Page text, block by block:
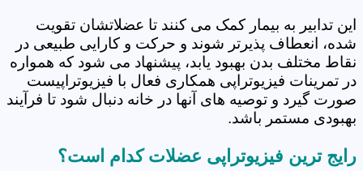
این تدابیر به بیمار کمک می کنند تا عضلاتشان تقویت
شده، انعطاف پذیرتر شوند و حرکت و کارایی طبیعی در
نقاط مختلف بدن بهبود یابد، پیشنهاد می شود که همواره
در تمرینات فیزیوتراپی همکاری فعال با فیزیوتراپیست
صورت گیرد و توصیه های آنها در خانه دنبال شود تا فرآیند
بهبودی مستمر باشد.
رایج ترین فیزیوتراپی عضلات کدام است؟